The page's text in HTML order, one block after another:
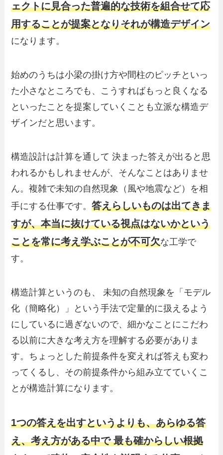
ェクトに見合った普遍的な技術を組合せて応
用することが提案となりそれが構造デザイン
になります。
始めのうちは小梁の掛け方や間柱のピッチといっ
た小さなところでも、こうすればもっと良くなる
といったことを提案していくことも立派な構造デ
ザインだと思います。
構造設計は計算を通して 決まった答えが出ると思
われるかもしれませんが、そんなことはありませ
ん。複雑で未知の自然現象（風や地震など）を相
手にする仕事です。答えらしいものは出てきま
すが、本当に抜けている視点はないかという
ことを常に考え学ぶことが不可欠な工学で
す。
構造計算というのも、 未知の自然現象を「モデル
化（簡略化）」という手法で定量的に扱えるよう
にしているに過ぎないので、細かなことにこだわ
る以前に大きな考え方を理解する必要がありま
す。ちょっとした前提条件を変えれば答えも変わ
ってくるし、その前提条件から組み立てていくこ
とが構造計算になります。
1つの答えを出すというよりも、あらゆる答
え、考え方がある中で 最も確からしい根拠